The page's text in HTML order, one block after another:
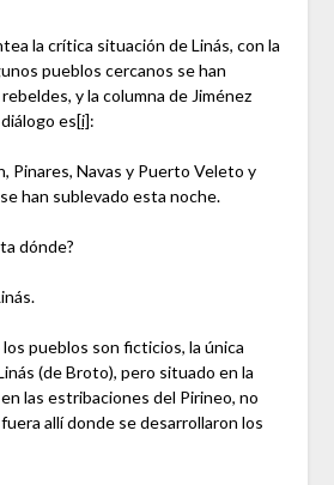
la crítica situación de Linás, con la
pueblos cercanos se han
y la columna de Jiménez
es[i]:
Pinares, Navas y Puerto Veleto y
han sublevado esta noche.
dónde?
pueblos son ficticios, la única
(de Broto), pero situado en la
las estribaciones del Pirineo, no
allí donde se desarrollaron los